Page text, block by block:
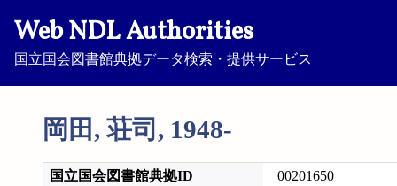
Web NDL Authorities
国立国会図書館典拠データ検索・提供サービス
岡田, 荘司, 1948-
国立国会図書館典拠ID 00201650